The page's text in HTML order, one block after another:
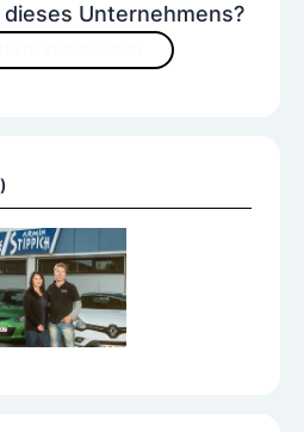
Unternehmens?